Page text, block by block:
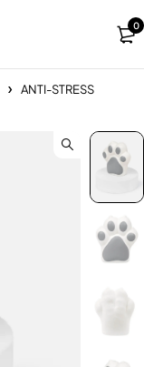
0
ANTI-STRESS